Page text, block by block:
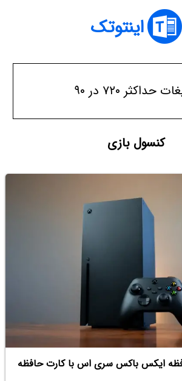
اینتوتک
حداکثر ۷۲۰ در ۹۰
کنسول بازی
ایکس باکس سری اس با کارت حافظه